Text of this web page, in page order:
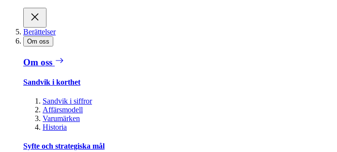
Berättelser
Om oss
Om oss
Sandvik i korthet
Sandvik i siffror
Affärsmodell
Varumärken
Historia
Syfte och strategiska mål